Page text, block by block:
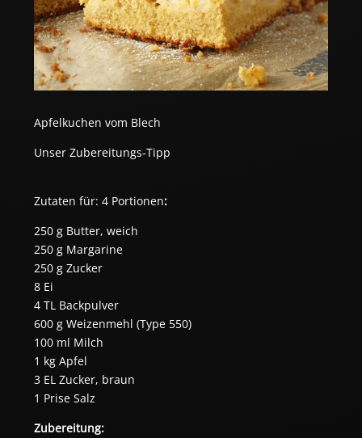
Apfelkuchen vom Blech
Unser Zubereitungs-Tipp
Zutaten für: 4 Portionen:
250 g Butter, weich
250 g Margarine
250 g Zucker
8 Ei
4 TL Backpulver
600 g Weizenmehl (Type 550)
100 ml Milch
1 kg Apfel
3 EL Zucker, braun
1 Prise Salz
Zubereitung: